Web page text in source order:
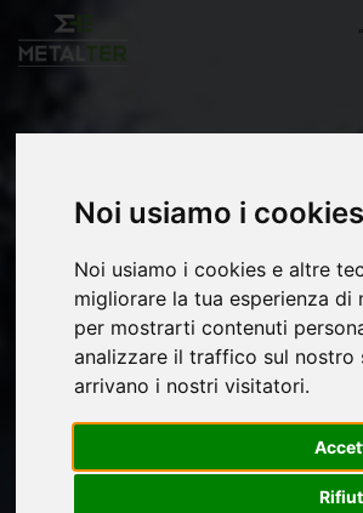
Noi usiamo i cookies
Noi usiamo i cookies e altre
migliorare la tua esperienza
per mostrarti contenuti
analizzare il traffico sul
arrivano i nostri visitatori.
"